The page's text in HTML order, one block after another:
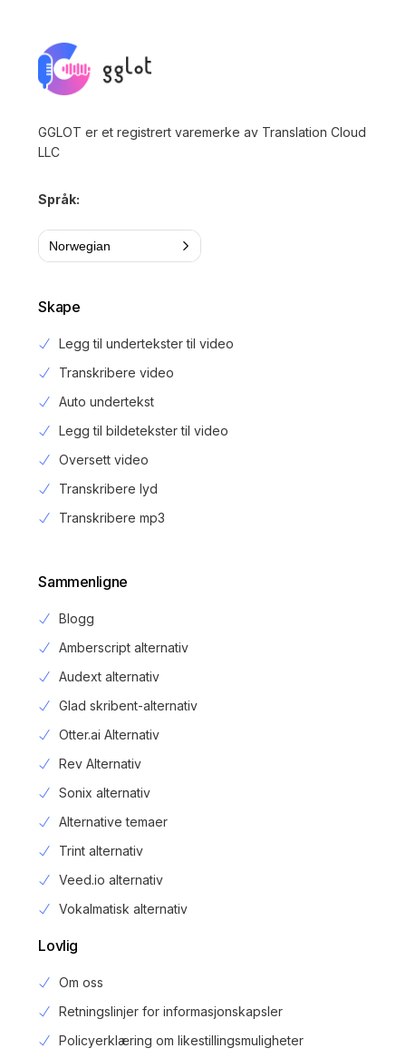
GGLOT er et registrert varemerke av Translation Cloud
LLC
Språk:
Norwegian
Skape
Legg til undertekster til video
Transkribere video
Auto undertekst
Legg til bildetekster til video
Oversett video
Transkribere lyd
Transkribere mp3
Sammenligne
Blogg
Amberscript alternativ
Audext alternativ
Glad skribent-alternativ
Otter.ai Alternativ
Rev Alternativ
Sonix alternativ
Alternative temaer
Trint alternativ
Veed.io alternativ
Vokalmatisk alternativ
Lovlig
Om oss
Retningslinjer for informasjonskapsler
Policyerklæring om likestillingsmuligheter